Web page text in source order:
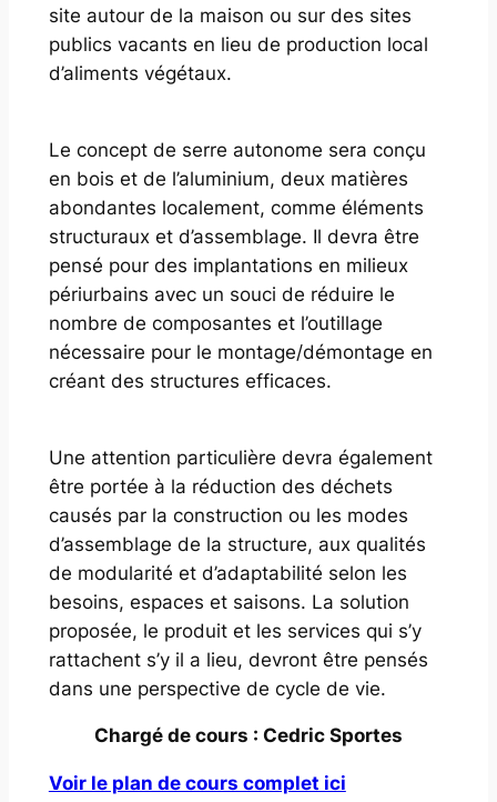
site autour de la maison ou sur des sites
publics vacants en lieu de production local
d’aliments végétaux.
Le concept de serre autonome sera conçu
en bois et de l’aluminium, deux matières
abondantes localement, comme éléments
structuraux et d’assemblage. Il devra être
pensé pour des implantations en milieux
périurbains avec un souci de réduire le
nombre de composantes et l’outillage
nécessaire pour le montage/démontage en
créant des structures efficaces.
Une attention particulière devra également
être portée à la réduction des déchets
causés par la construction ou les modes
d’assemblage de la structure, aux qualités
de modularité et d’adaptabilité selon les
besoins, espaces et saisons. La solution
proposée, le produit et les services qui s’y
rattachent s’y il a lieu, devront être pensés
dans une perspective de cycle de vie.
Chargé de cours : Cedric Sportes
Voir le plan de cours complet ici